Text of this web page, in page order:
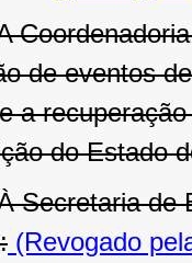
de eventos
a
do Estado
Secretaria de
(Revogado